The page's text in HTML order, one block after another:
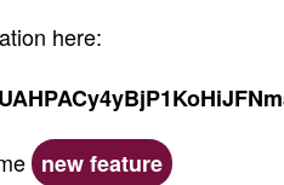
here:
new feature